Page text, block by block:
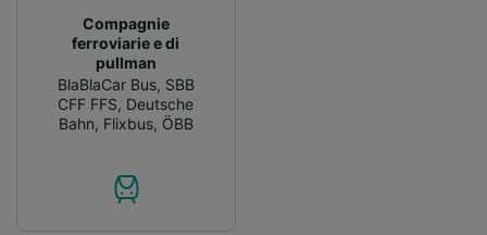
Compagnie
ferroviarie e di
pullman
BlaBlaCar Bus, SBB
CFF FFS, Deutsche
Bahn, Flixbus, ÖBB